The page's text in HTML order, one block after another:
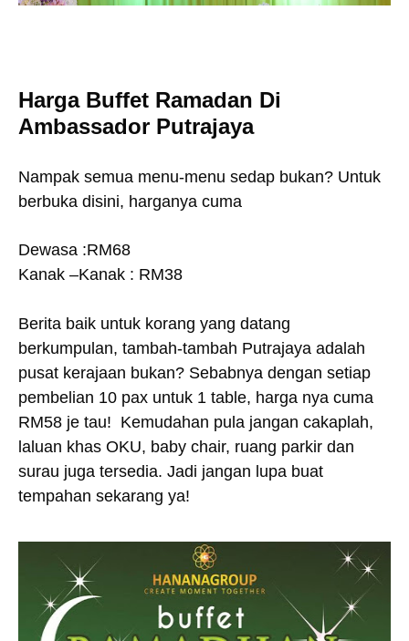
Harga Buffet Ramadan Di
Ambassador Putrajaya
Nampak semua menu-menu sedap bukan? Untuk
berbuka disini, harganya cuma
Dewasa :RM68
Kanak –Kanak : RM38
Berita baik untuk korang yang datang
berkumpulan, tambah-tambah Putrajaya adalah
pusat kerajaan bukan? Sebabnya dengan setiap
pembelian 10 pax untuk 1 table, harga nya cuma
RM58 je tau! Kemudahan pula jangan cakaplah,
laluan khas OKU, baby chair, ruang parkir dan
surau juga tersedia. Jadi jangan lupa buat
tempahan sekarang ya!